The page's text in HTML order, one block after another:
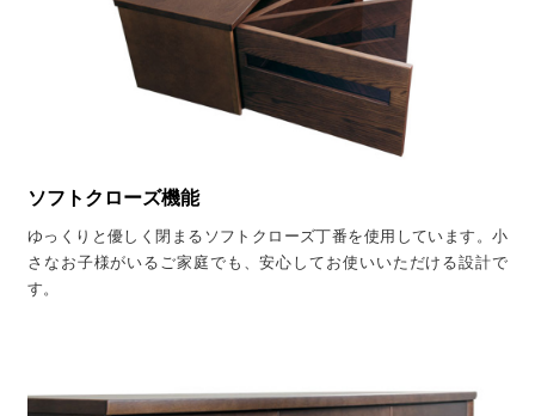
ソフトクローズ機能
ゆっくりと優しく閉まるソフトクローズ丁番を使用しています。小
さなお子様がいるご家庭でも、安心してお使いいただける設計で
す。